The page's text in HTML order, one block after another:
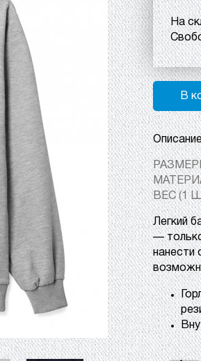
На
В
ВЕС (1
Легкий
—
нанести